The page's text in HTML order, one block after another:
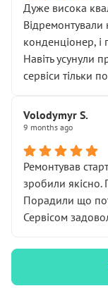
Дуже висока
Відремонтували
конденціонер,
Навіть усунули
сервіси тільки
Volodymyr S.
9 months ago
Ремонтував
зробили якісно.
Порадили що
Сервісом